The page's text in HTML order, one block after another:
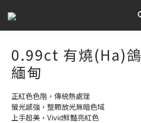
0.99ct 有燒(Ha)
緬甸
正紅色色階，傳統熱處理
螢光感強，整顆放光無暗色域
上手超美，Vivid鮮豔亮紅色